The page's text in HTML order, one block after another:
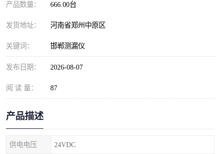
产品数量： 666.00台
发货地址： 河南省郑州中原区
关键词： 邯郸测漏仪
发布日期： 2026-08-07
阅 读 量： 87
产品描述
供电电压 24VDC